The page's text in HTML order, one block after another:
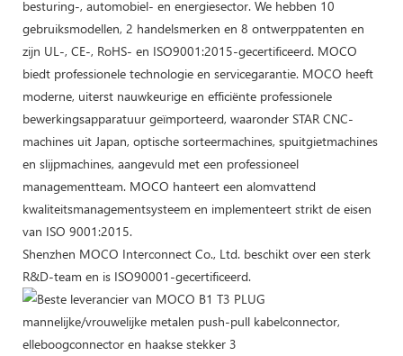
besturing-, automobiel- en energiesector. We hebben 10
gebruiksmodellen, 2 handelsmerken en 8 ontwerppatenten en
zijn UL-, CE-, RoHS- en ISO9001:2015-gecertificeerd. MOCO
biedt professionele technologie en servicegarantie. MOCO heeft
moderne, uiterst nauwkeurige en efficiënte professionele
bewerkingsapparatuur geïmporteerd, waaronder STAR CNC-
machines uit Japan, optische sorteermachines, spuitgietmachines
en slijpmachines, aangevuld met een professioneel
managementteam. MOCO hanteert een alomvattend
kwaliteitsmanagementsysteem en implementeert strikt de eisen
van ISO 9001:2015.
Shenzhen MOCO Interconnect Co., Ltd. beschikt over een sterk
R&D-team en is ISO90001-gecertificeerd.